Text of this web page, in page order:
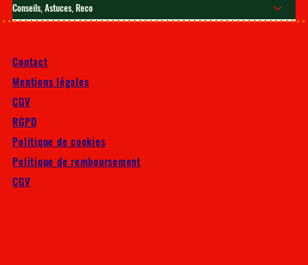
Conseils, Astuces, Reco
Contact
Mentions légales
CGV
CGV
RGPD
Politique de cookies
Politique de remboursement